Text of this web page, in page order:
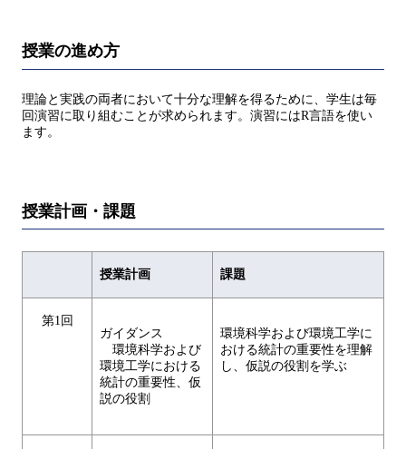
授業の進め方
理論と実践の両者において十分な理解を得るために、学生は毎
回演習に取り組むことが求められます。演習にはR言語を使い
ます。
授業計画・課題
授業計画 課題
第1回
ガイダンス
環境科学および
環境工学における
統計の重要性、仮
説の役割
環境科学および環境工学に
おける統計の重要性を理解
し、仮説の役割を学ぶ